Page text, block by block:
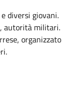
diversi giovani.
autorità militari.
organizzato